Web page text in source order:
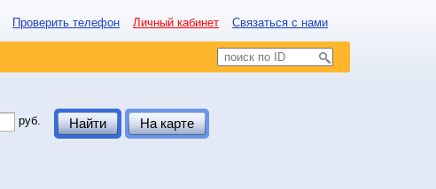
Проверить телефон Личный кабинет Связаться с нами
руб.
Найти На карте